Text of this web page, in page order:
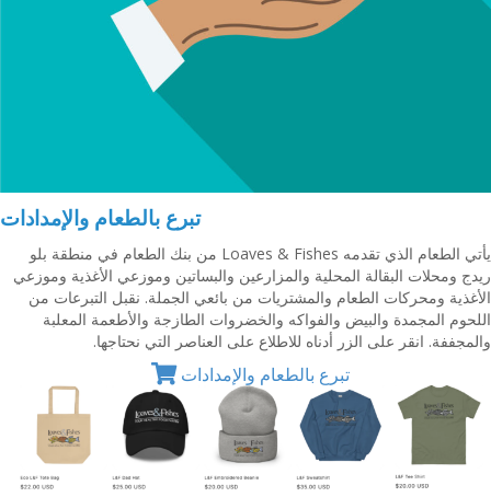
تبرع بالطعام والإمدادات
يأتي الطعام الذي تقدمه Loaves & Fishes من بنك الطعام في منطقة بلو
ريدج ومحلات البقالة المحلية والمزارعين والبساتين وموزعي الأغذية وموزعي
الأغذية ومحركات الطعام والمشتريات من بائعي الجملة. نقبل التبرعات من
اللحوم المجمدة والبيض والفواكه والخضروات الطازجة والأطعمة المعلبة
والمجففة. انقر على الزر أدناه للاطلاع على العناصر التي نحتاجها.
تبرع بالطعام والإمدادات